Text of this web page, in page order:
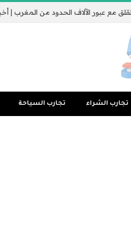
تجارب الشراء تجارب السياحة